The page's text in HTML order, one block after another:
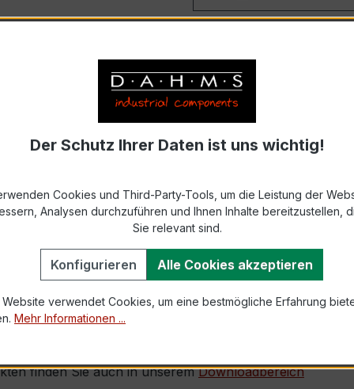
BESCHREIBUNG
für alle, die höchste Genauigkeit und Zuverlässigkeit
Stromwandler die Präzision der Klasse 0,2, was
eine energieeffiziente Leistung ermöglicht. DerTyp-Name
Technologie, um Ihre Systeme zu optimieren und
und steigern Sie Ihre Effizienz mit einem Produkt,
finden Sie auch in unseremDownloadbereich
Der Schutz Ihrer Daten ist uns wichtig!
Cookies und Third-Party-Tools, um die Leistung der
Analysen durchzuführen und Ihnen Inhalte bereitzustellen,
Sie relevant sind.
Konfigurieren Alle Cookies akzeptieren
Website verwendet Cookies, um eine bestmögliche Erfahrung
Mehr Informationen ...